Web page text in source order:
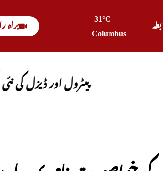
براہ
31°C
Columbus
پیٹرول اور ڈیزل کی نئی قیمتیں